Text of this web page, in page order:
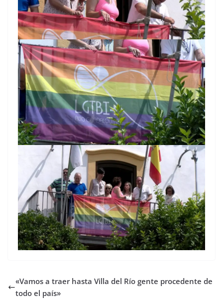
«Vamos a traer hasta Villa del Río gente procedente de
todo el país»